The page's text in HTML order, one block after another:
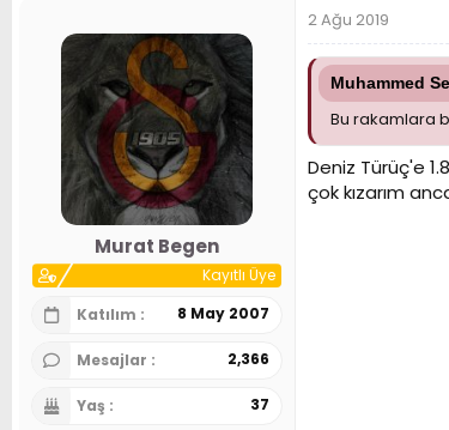
Murat Begen
Kayıtlı Üye
Katılım
8 May 2007
Mesajlar 2,366
Yaş 37
2 Ağu 2019
Muhammed
Bu rakamlara
Deniz Türüç'e
çok kızarım